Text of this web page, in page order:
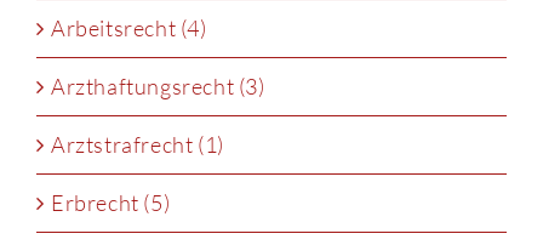
Arbeitsrecht (4)
Arzthaftungsrecht (3)
Arztstrafrecht (1)
Erbrecht (5)